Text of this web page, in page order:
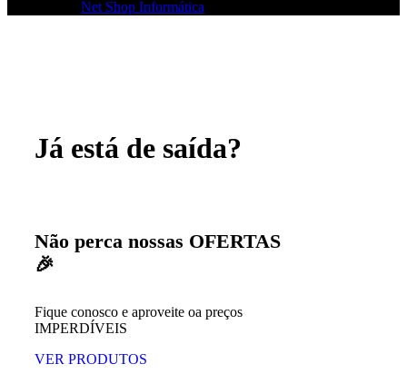
Net Shop Informática
Já está de saída?
Não perca nossas OFERTAS
🎉
Fique conosco e aproveite oa preços
IMPERDÍVEIS
VER PRODUTOS